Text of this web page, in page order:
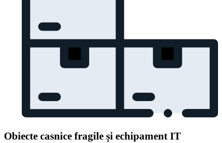
Obiecte casnice fragile și echipament IT